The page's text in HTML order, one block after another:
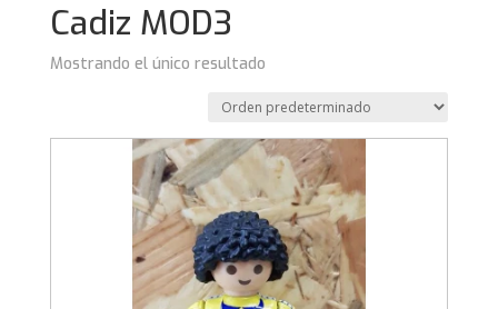
Cadiz MOD3
Mostrando el único resultado